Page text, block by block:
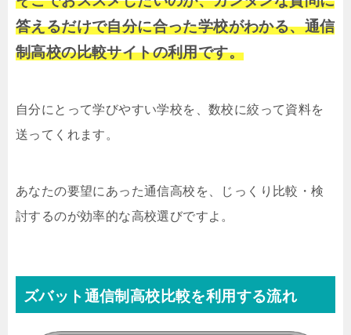
答えるだけで自分に合った学校がわかる、通信
制高校の比較サイトの利用です。
自分にとって学びやすい学校を、数校に絞って資料を
送ってくれます。
あなたの要望にあった通信高校を、じっくり比較・検
討するのが効率的な高校選びですよ。
ズバット通信制高校比較を利用する流れ